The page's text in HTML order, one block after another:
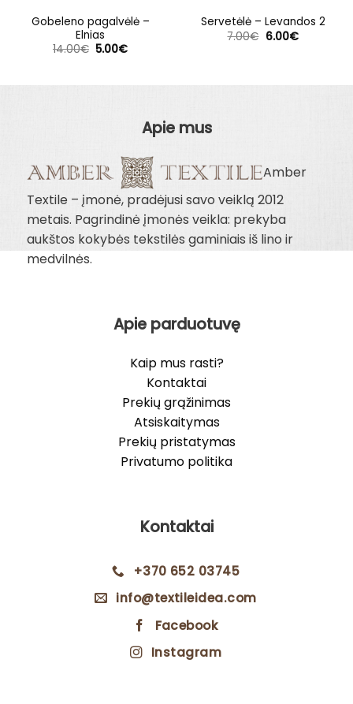
Gobeleno pagalvėlė –
Elnias
14.00€ Original
5.00€Current
Servetėlė – Levandos 2
7.00€ Original
6.00€Current
Apie mus
Amber
Textile – įmonė, pradėjusi savo veiklą 2012
metais. Pagrindinė įmonės veikla: prekyba
aukštos kokybės tekstilės gaminiais iš lino ir
medvilnės.
Apie parduotuvę
Kaip mus rasti?
Kontaktai
Prekių grąžinimas
Atsiskaitymas
Prekių pristatymas
Privatumo politika
Kontaktai
+370 652 03745
info@textileidea.com
Facebook
Instagram